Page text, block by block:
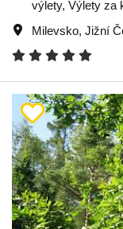
výlety, Výlety za
Milevsko, Jižní